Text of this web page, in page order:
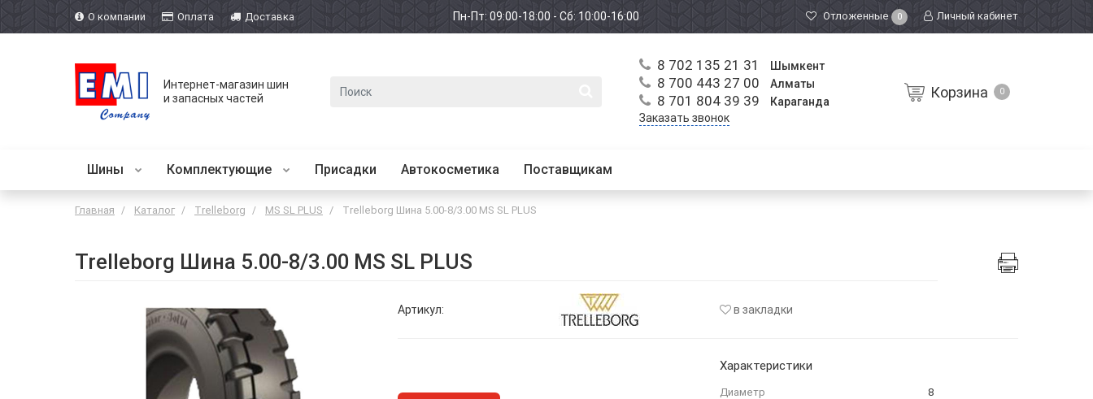
О компании Оплата Доставка Пн-Пт: 09:00-18:00 - Сб: 10:00-16:00 Отложенные 0 Личный кабинет
Интернет-магазин шин
и запасных частей
8 702 135 21 31 Шымкент
8 700 443 27 00 Алматы
8 701 804 39 39
Караганда
Заказать звонок
Корзина 0
Шины Комплектующие Присадки Автокосметика Поставщикам
Главная Каталог Trelleborg MS SL PLUS Trelleborg Шина 5.00-8/3.00 MS SL PLUS
Trelleborg Шина 5.00-8/3.00 MS SL PLUS
Артикул: в закладки
Характеристики
Диаметр
8